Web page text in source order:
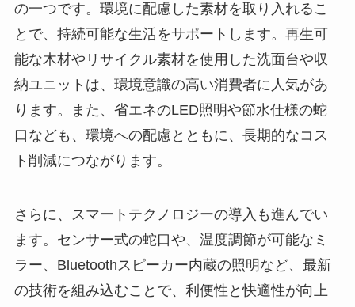
の一つです。環境に配慮した素材を取り入れるこ
とで、持続可能な生活をサポートします。再生可
能な木材やリサイクル素材を使用した洗面台や収
納ユニットは、環境意識の高い消費者に人気があ
ります。また、省エネのLED照明や節水仕様の蛇
口なども、環境への配慮とともに、長期的なコス
ト削減につながります。
さらに、スマートテクノロジーの導入も進んでい
ます。センサー式の蛇口や、温度調節が可能なミ
ラー、Bluetoothスピーカー内蔵の照明など、最新
の技術を組み込むことで、利便性と快適性が向上